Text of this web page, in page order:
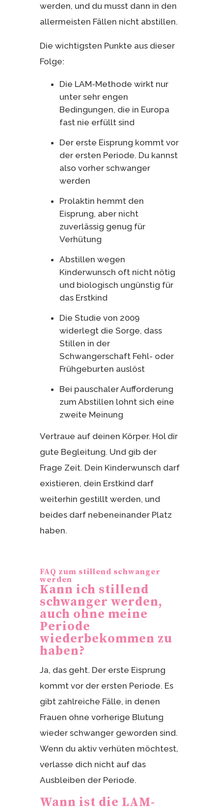
werden, und du musst dann in den
allermeisten Fällen nicht abstillen.
Die wichtigsten Punkte aus dieser
Folge:
Die LAM-Methode wirkt nur
unter sehr engen
Bedingungen, die in Europa
fast nie erfüllt sind
Der erste Eisprung kommt vor
der ersten Periode. Du kannst
also vorher schwanger
werden
Prolaktin hemmt den
Eisprung, aber nicht
zuverlässig genug für
Verhütung
Abstillen wegen
Kinderwunsch oft nicht nötig
und biologisch ungünstig für
das Erstkind
Die Studie von 2009
widerlegt die Sorge, dass
Stillen in der
Schwangerschaft Fehl- oder
Frühgeburten auslöst
Bei pauschaler Aufforderung
zum Abstillen lohnt sich eine
zweite Meinung
Vertraue auf deinen Körper. Hol dir
gute Begleitung. Und gib der
Frage Zeit. Dein Kinderwunsch darf
existieren, dein Erstkind darf
weiterhin gestillt werden, und
beides darf nebeneinander Platz
haben.
FAQ zum stillend schwanger
werden
Kann ich stillend
schwanger werden,
auch ohne meine
Periode
wiederbekommen zu
haben?
Ja, das geht. Der erste Eisprung
kommt vor der ersten Periode. Es
gibt zahlreiche Fälle, in denen
Frauen ohne vorherige Blutung
wieder schwanger geworden sind.
Wenn du aktiv verhüten möchtest,
verlasse dich nicht auf das
Ausbleiben der Periode.
Wann ist die LAM-